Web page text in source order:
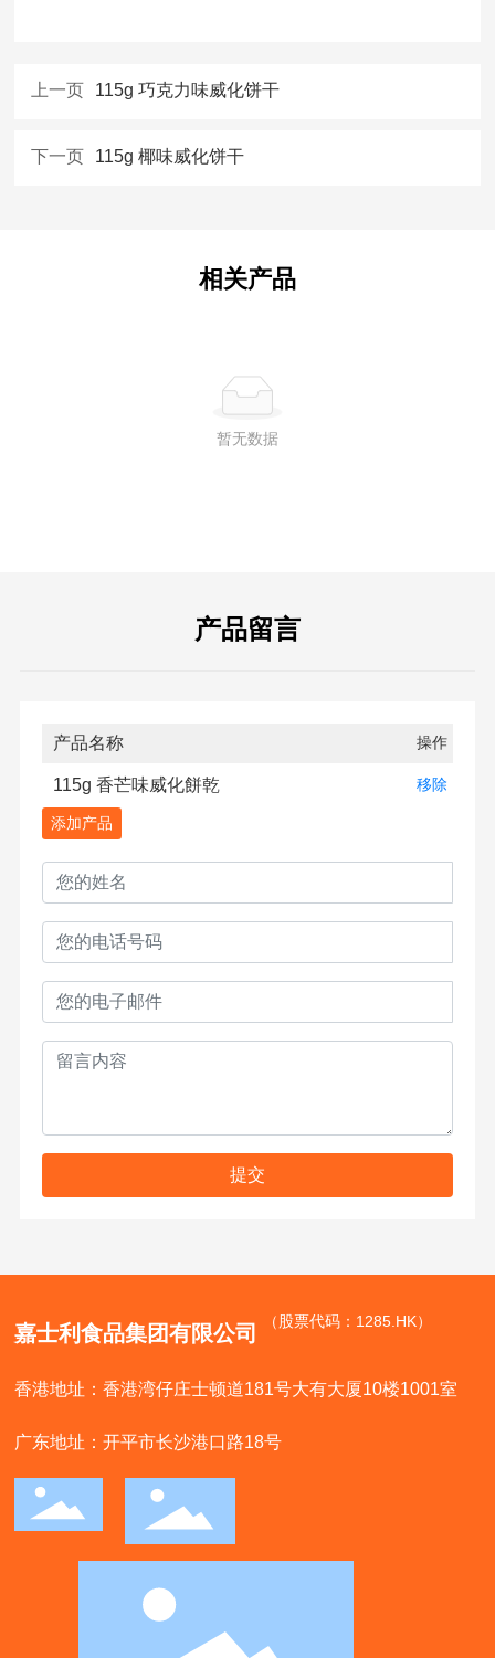
上一页 115g 巧克力味威化饼干
下一页 115g 椰味威化饼干
相关产品
暂无数据
产品留言
产品名称 操作
115g 香芒味威化餅乾 移除
添加产品
提交
嘉士利食品集团有限公司 （股票代码：1285.HK）
香港地址：香港湾仔庄士顿道181号大有大厦10楼1001室
广东地址：开平市长沙港口路18号